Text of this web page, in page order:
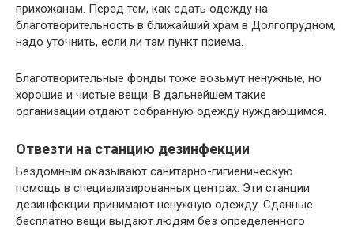
прихожанам. Перед тем, как сдать одежду на
благотворительность в ближайший храм в Долгопрудном,
надо уточнить, если ли там пункт приема.
Благотворительные фонды тоже возьмут ненужные, но
хорошие и чистые вещи. В дальнейшем такие
организации отдают собранную одежду нуждающимся.
Отвезти на станцию дезинфекции
Бездомным оказывают санитарно-гигиеническую
помощь в специализированных центрах. Эти станции
дезинфекции принимают ненужную одежду. Сданные
бесплатно вещи выдают людям без определенного